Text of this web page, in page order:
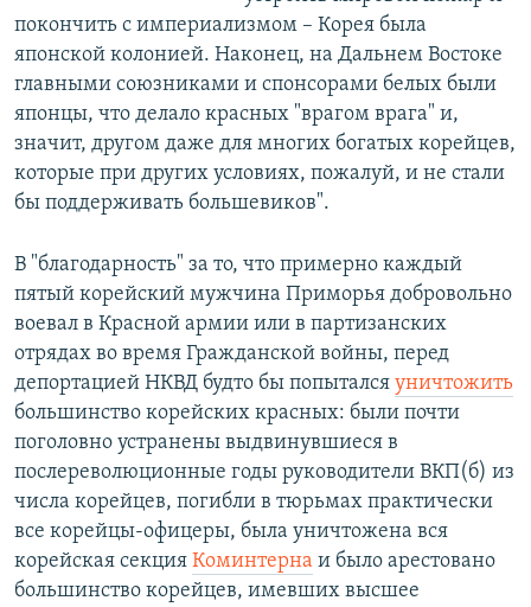
покончить с империализмом – Корея была
японской колонией. Наконец, на Дальнем Востоке
главными союзниками и спонсорами белых были
японцы, что делало красных "врагом врага" и,
значит, другом даже для многих богатых корейцев,
которые при других условиях, пожалуй, и не стали
бы поддерживать большевиков".
В "благодарность" за то, что примерно каждый
пятый корейский мужчина Приморья добровольно
воевал в Красной армии или в партизанских
отрядах во время Гражданской войны, перед
депортацией НКВД будто бы попытался уничтожить
большинство корейских красных: были почти
поголовно устранены выдвинувшиеся в
послереволюционные годы руководители ВКП(б) из
числа корейцев, погибли в тюрьмах практически
все корейцы-офицеры, была уничтожена вся
корейская секция Коминтерна и было арестовано
большинство корейцев, имевших высшее